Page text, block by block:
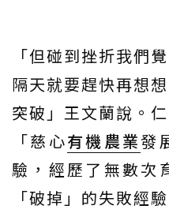
「但碰到挫折我們
隔天就要趕快再想
突破」王文蘭說。
「慈心有機農業發
驗，經歷了無數次
「破掉」的失敗經